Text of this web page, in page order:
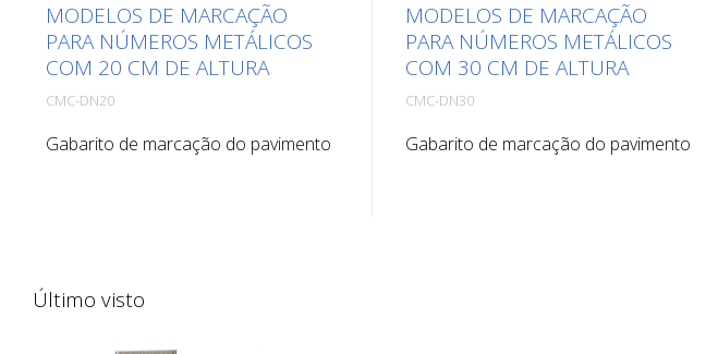
MODELOS DE MARCAÇÃO
PARA NÚMEROS METÁLICOS
COM 20 CM DE ALTURA
CMC-DN20
Gabarito de marcação do pavimento
MODELOS DE MARCAÇÃO
PARA NÚMEROS METÁLICOS
COM 30 CM DE ALTURA
CMC-DN30
Gabarito de marcação do pavimento
Último visto